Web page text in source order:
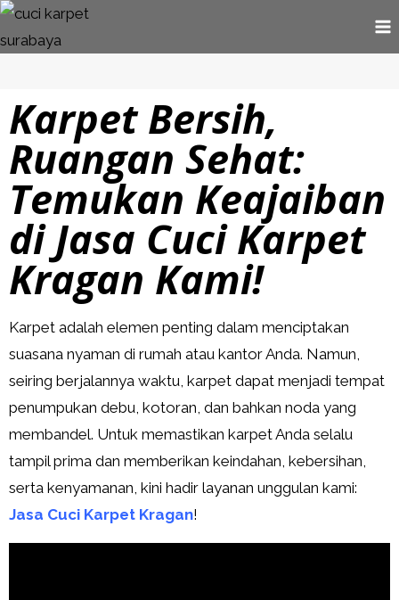
Karpet Bersih,
Ruangan Sehat:
Temukan Keajaiban
di Jasa Cuci Karpet
Kragan Kami!
Karpet adalah elemen penting dalam menciptakan
suasana nyaman di rumah atau kantor Anda. Namun,
seiring berjalannya waktu, karpet dapat menjadi tempat
penumpukan debu, kotoran, dan bahkan noda yang
membandel. Untuk memastikan karpet Anda selalu
tampil prima dan memberikan keindahan, kebersihan,
serta kenyamanan, kini hadir layanan unggulan kami:
Jasa Cuci Karpet Kragan!